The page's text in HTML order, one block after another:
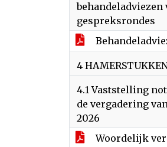
behandeladviezen
gespreksrondes
4
4.1 Vaststelling
de vergadering
2026
Woordelijk